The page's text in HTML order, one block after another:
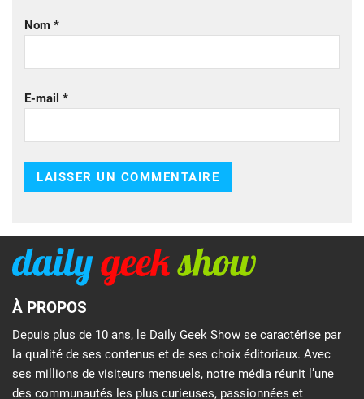
Nom *
E-mail *
À PROPOS
Depuis plus de 10 ans, le Daily Geek Show se caractérise par
la qualité de ses contenus et de ses choix éditoriaux. Avec
ses millions de visiteurs mensuels, notre média réunit l’une
des communautés les plus curieuses, passionnées et